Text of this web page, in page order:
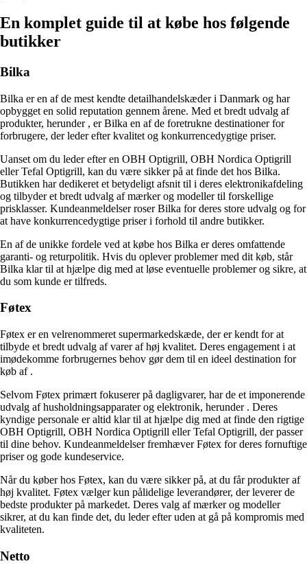
En komplet guide til at købe hos følgende
butikker
Bilka
Bilka er en af de mest kendte detailhandelskæder i Danmark og har
opbygget en solid reputation gennem årene. Med et bredt udvalg af
produkter, herunder , er Bilka en af de foretrukne destinationer for
forbrugere, der leder efter kvalitet og konkurrencedygtige priser.
Uanset om du leder efter en OBH Optigrill, OBH Nordica Optigrill
eller Tefal Optigrill, kan du være sikker på at finde det hos Bilka.
Butikken har dedikeret et betydeligt afsnit til i deres elektronikafdeling
og tilbyder et bredt udvalg af mærker og modeller til forskellige
prisklasser. Kundeanmeldelser roser Bilka for deres store udvalg og for
at have konkurrencedygtige priser i forhold til andre butikker.
En af de unikke fordele ved at købe hos Bilka er deres omfattende
garanti- og returpolitik. Hvis du oplever problemer med dit køb, står
Bilka klar til at hjælpe dig med at løse eventuelle problemer og sikre, at
du som kunde er tilfreds.
Føtex
Føtex er en velrenommeret supermarkedskæde, der er kendt for at
tilbyde et bredt udvalg af varer af høj kvalitet. Deres engagement i at
imødekomme forbrugernes behov gør dem til en ideel destination for
køb af .
Selvom Føtex primært fokuserer på dagligvarer, har de et imponerende
udvalg af husholdningsapparater og elektronik, herunder . Deres
kyndige personale er altid klar til at hjælpe dig med at finde den rigtige
OBH Optigrill, OBH Nordica Optigrill eller Tefal Optigrill, der passer
til dine behov. Kundeanmeldelser fremhæver Føtex for deres fornuftige
priser og gode kundeservice.
Når du køberhos Føtex, kan du være sikker på, at du får produkter af
høj kvalitet. Føtex vælger kun pålidelige leverandører, der leverer de
bedste produkter på markedet. Deres valg af mærker og modeller
sikrer, at du kan finde det, du leder efter uden at gå på kompromis med
kvaliteten.
Netto